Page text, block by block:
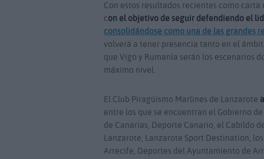
Con estos resultados recientes como
con el objetivo de seguir defendiendo el
consolidándose como una de las grandes
volverá a tener presencia tanto en el
que Vigo y Rumanía serán los escenarios
máximo nivel.
El Club Piragüismo Marlines de Lanzarote
entre los que se encuentran el Gobierno
de Canarias, Deporte Canario, el Cabildo
Lanzarote, Lanzarote Sport Destination,
Arrecife, Deportes del Ayuntamiento de